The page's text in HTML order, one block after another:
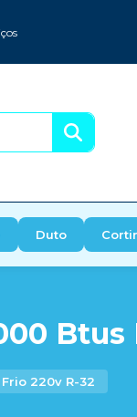
Duto
Btus
220v R-32